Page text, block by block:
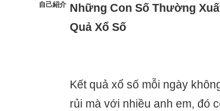
自己紹介 Những Con Số Thường
Quả Xổ Số
Kết quả xổ số mỗi ngày
rủi mà với nhiều anh em, đó